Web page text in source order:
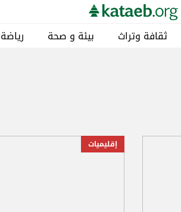
ثقافة وتراث بيئة و صحة رياضة
إقليميات